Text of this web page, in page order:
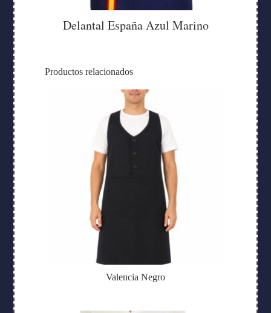
Delantal España Azul Marino
Productos relacionados
Valencia Negro